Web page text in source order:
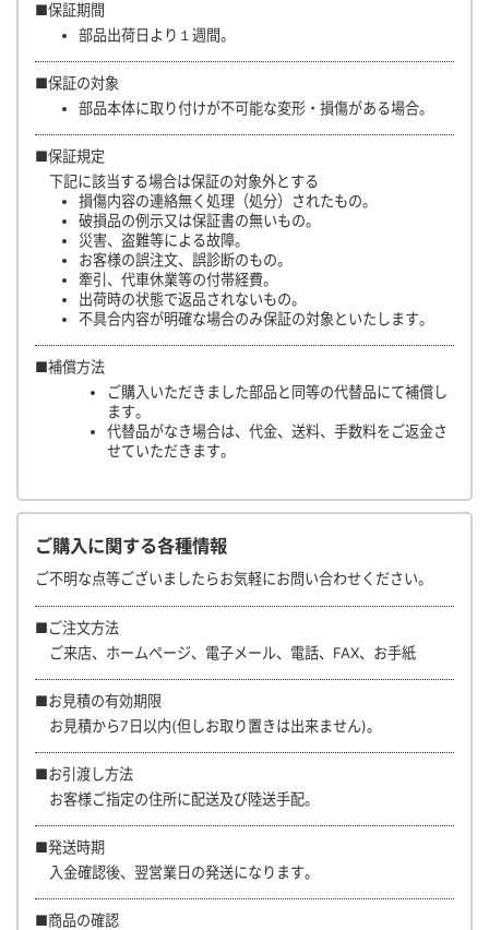
■保証期間
部品出荷日より１週間。
■保証の対象
部品本体に取り付けが不可能な変形・損傷がある場合。
■保証規定
下記に該当する場合は保証の対象外とする
損傷内容の連絡無く処理（処分）されたもの。
破損品の例示又は保証書の無いもの。
災害、盗難等による故障。
お客様の誤注文、誤診断のもの。
牽引、代車休業等の付帯経費。
出荷時の状態で返品されないもの。
不具合内容が明確な場合のみ保証の対象といたします。
■補償方法
ご購入いただきました部品と同等の代替品にて補償し
ます。
代替品がなき場合は、代金、送料、手数料をご返金さ
せていただきます。
ご購入に関する各種情報
ご不明な点等ございましたらお気軽にお問い合わせください。
■ご注文方法
ご来店、ホームページ、電子メール、電話、FAX、お手紙
■お見積の有効期限
お見積から7日以内(但しお取り置きは出来ません)。
■お引渡し方法
お客様ご指定の住所に配送及び陸送手配。
■発送時期
入金確認後、翌営業日の発送になります。
■商品の確認